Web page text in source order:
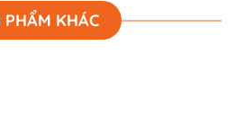
PHẨM KHÁC